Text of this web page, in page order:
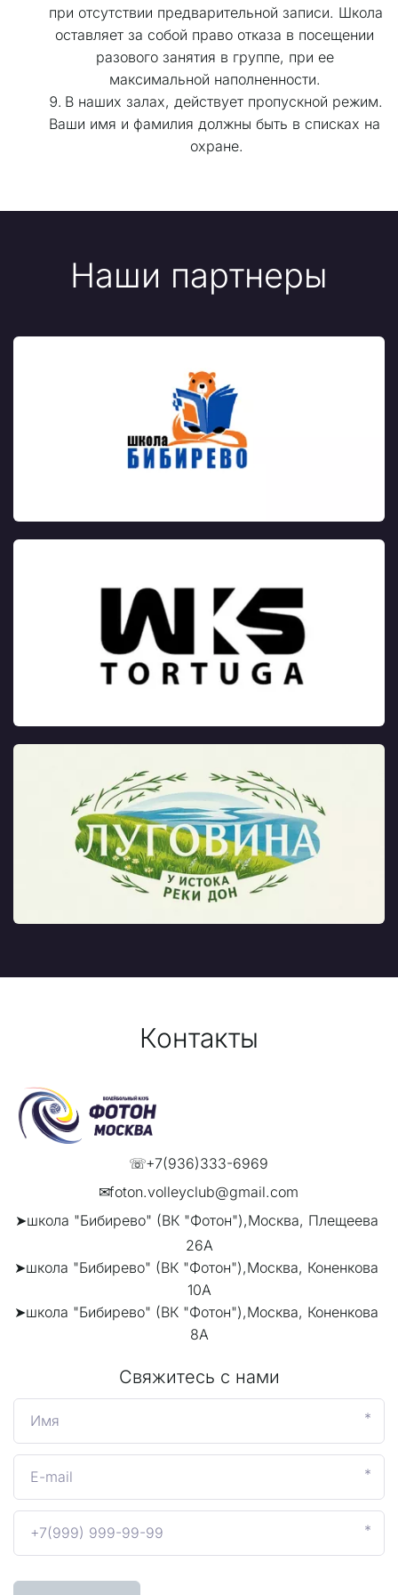
при отсутствии предварительной записи. Школа
оставляет за собой право отказа в посещении
разового занятия в группе, при ее
максимальной наполненности.
В наших залах, действует пропускной режим.
Ваши имя и фамилия должны быть в списках на
охране.
Наши партнеры
Контакты
☏+7(936)333-6969
✉foton.volleyclub@gmail.com
➤школа "Бибирево" (ВК "Фотон"),Москва, Плещеева
26А
➤школа "Бибирево" (ВК "Фотон"),Москва, Коненкова
10А
➤школа "Бибирево" (ВК "Фотон"),Москва, Коненкова
8А
Свяжитесь с нами
*
*
*